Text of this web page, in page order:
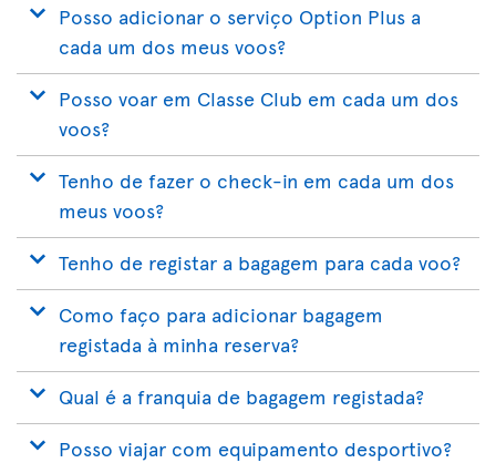
Posso adicionar o serviço Option Plus a
cada um dos meus voos?
Posso voar em Classe Club em cada um dos
voos?
Tenho de fazer o check-in em cada um dos
meus voos?
Tenho de registar a bagagem para cada voo?
Como faço para adicionar bagagem
registada à minha reserva?
Qual é a franquia de bagagem registada?
Posso viajar com equipamento desportivo?